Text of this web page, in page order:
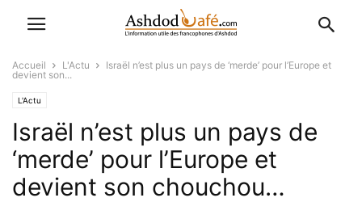
Accueil L'Actu
Israël n’est plus un pays de ‘merde’ pour l’Europe et
devient son...
L'Actu
Israël n’est plus un pays de
‘merde’ pour l’Europe et
devient son chouchou…